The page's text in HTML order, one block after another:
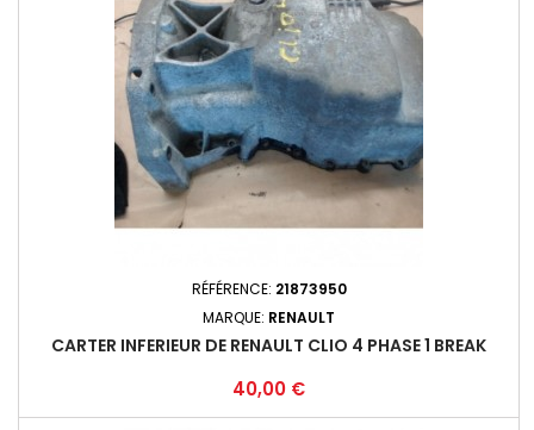
RÉFÉRENCE: 21873950
MARQUE: RENAULT
CARTER INFERIEUR DE RENAULT CLIO 4 PHASE 1 BREAK
Prix
40,00 €